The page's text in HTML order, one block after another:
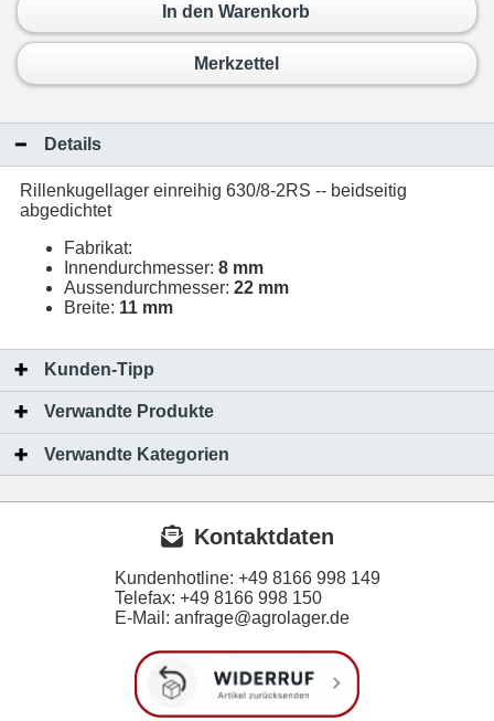
In den Warenkorb
Merkzettel
Details
Rillenkugellager einreihig 630/8-2RS -- beidseitig
abgedichtet
Fabrikat:
Innendurchmesser: 8 mm
Aussendurchmesser: 22 mm
Breite: 11 mm
Kunden-Tipp
Verwandte Produkte
Verwandte Kategorien
Kontaktdaten
Kundenhotline: +49 8166 998 149
Telefax: +49 8166 998 150
E-Mail: anfrage@agrolager.de